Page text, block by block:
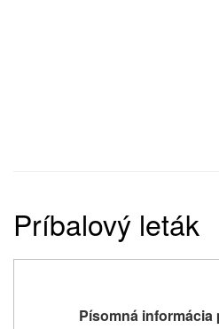
Príbalový leták
Písomná informácia